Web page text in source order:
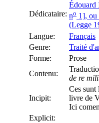
Dédicataire:
Édouard
no 1],
(Legge
Langue:
Français
Genre:
Traité
Forme:
Prose
Contenu:
de re
Incipit:
Ces sunt
livre de
Ici
Explicit: